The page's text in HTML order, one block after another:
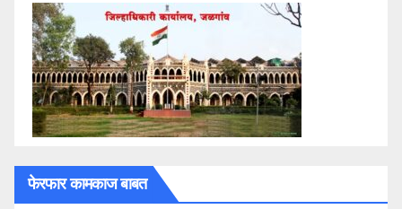
फेरफार कामकाज बाबत